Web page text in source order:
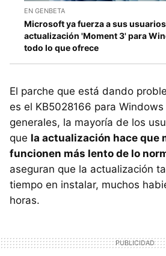
EN GENBETA
Microsoft ya fuerza a sus
actualización 'Moment 3' para
todo lo que ofrece
El parche que está dando
es el KB5028166 para Windows
generales, la mayoría de los
que la actualización hace que
funcionen más lento de lo
aseguran que la actualización
tiempo en instalar, muchos
horas.